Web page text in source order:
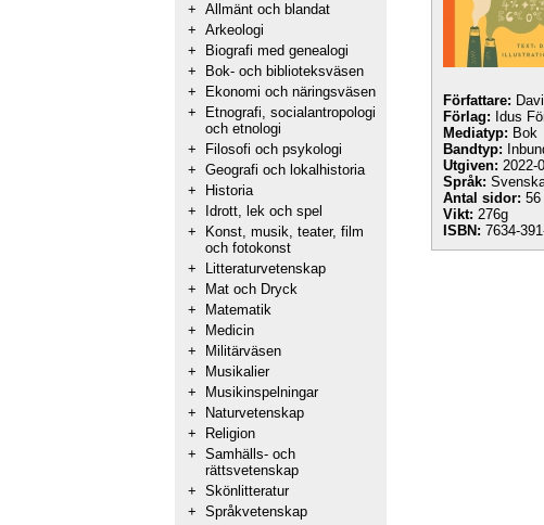
+ Allmänt och blandat
+ Arkeologi
+
Biografi med genealogi
+
Bok- och biblioteksväsen
+
Ekonomi och näringsväsen
+
Etnografi, socialantropologi
och etnologi
+
Filosofi och psykologi
+ Geografi och lokalhistoria
+
Historia
+
Idrott, lek och spel
+
Konst, musik, teater, film
och fotokonst
+
Litteraturvetenskap
+
Mat och Dryck
+
Matematik
+
Medicin
+
Militärväsen
+
Musikalier
+
Musikinspelningar
+
Naturvetenskap
+
Religion
+ Samhälls- och
rättsvetenskap
+ Skönlitteratur
+ Språkvetenskap
Författare:
Förlag: Idus
Mediatyp: Bok
Bandtyp:
Utgiven: 2022-
Språk:
Antal sidor: 56
Vikt: 276g
ISBN: 7634-